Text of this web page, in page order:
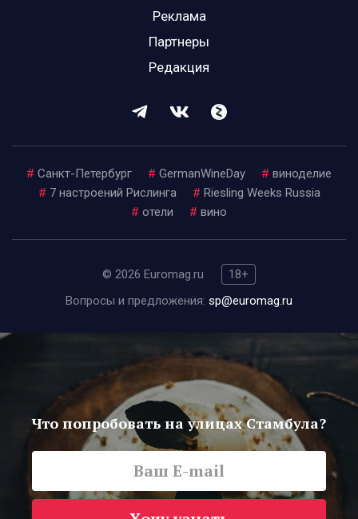
Реклама
Партнеры
Редакция
# Санкт-Петербург # GermanWineDay # виноделие
# 7 настроений Рислинга # Riesling Weeks Russia
# отели # вино
© 2026 Euromag.ru
18+
Вопросы и предложения: sp@euromag.ru
Что попробовать на улицах Стамбула?